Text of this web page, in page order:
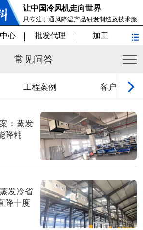
让中国冷风机走向世界
只专注于通风降温产品研发制造及技术服
务
心 批发代理 加工
常见问答
工程案例 客户见证
：蒸发
降耗
发冷省
降十度